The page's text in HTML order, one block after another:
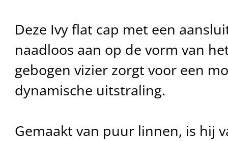
Deze Ivy flat cap met een
naadloos aan op de vorm van
gebogen vizier zorgt voor een
dynamische uitstraling.
Gemaakt van puur linnen, is hij